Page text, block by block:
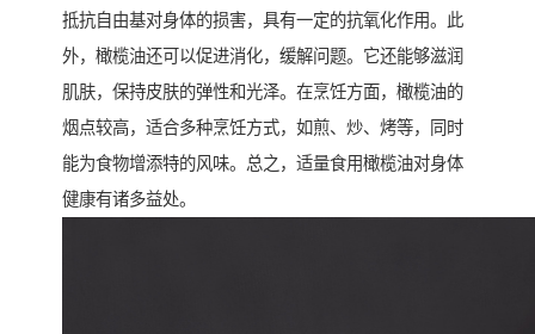
抵抗自由基对身体的损害，具有一定的抗氧化作用。此
外，橄榄油还可以促进消化，缓解问题。它还能够滋润
肌肤，保持皮肤的弹性和光泽。在烹饪方面，橄榄油的
烟点较高，适合多种烹饪方式，如煎、炒、烤等，同时
能为食物增添特的风味。总之，适量食用橄榄油对身体
健康有诸多益处。